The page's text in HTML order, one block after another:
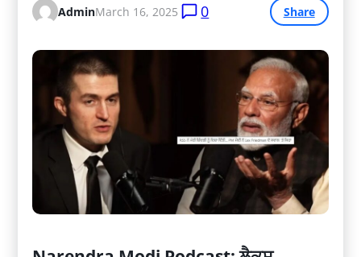
AdminMarch 16, 2025 0 Share